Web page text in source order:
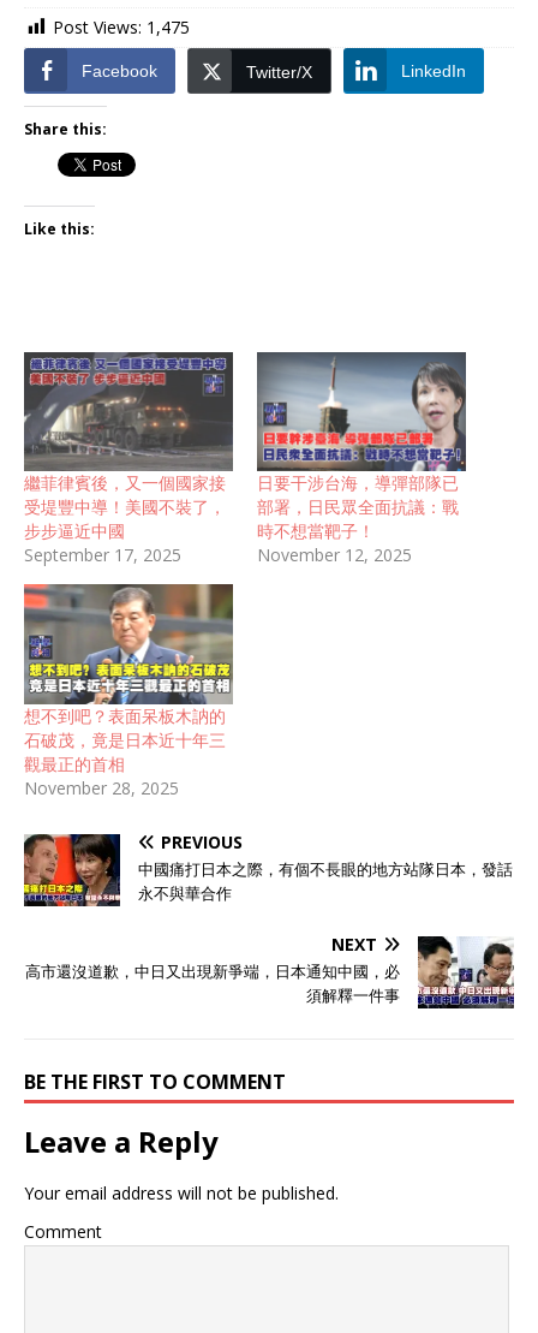
Post Views: 1,475
Facebook Twitter/X LinkedIn
Share this:
Like this:
繼菲律賓後，又一個國家接
受堤豐中導！美國不裝了，
步步逼近中國
September 17, 2025
日要干涉台海，導彈部隊已
部署，日民眾全面抗議：戰
時不想當靶子！
November 12, 2025
想不到吧？表面呆板木訥的
石破茂，竟是日本近十年三
觀最正的首相
November 28, 2025
PREVIOUS
中國痛打日本之際，有個不長眼的地方站隊日本，發話
永不與華合作
NEXT
高市還沒道歉，中日又出現新爭端，日本通知中國，必
須解釋一件事
BE THE FIRST TO COMMENT
Leave a Reply
Your email address will not be published.
Comment